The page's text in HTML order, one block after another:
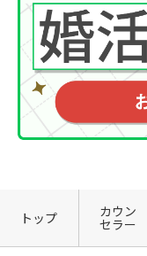
トップ カウン
セラー